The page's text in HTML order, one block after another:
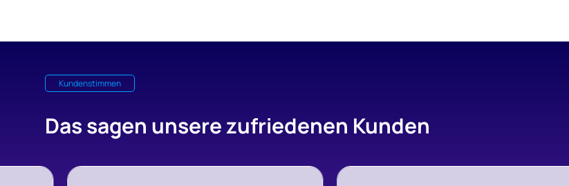
Kundenstimmen
Das sagen unsere zufriedenen Kunden